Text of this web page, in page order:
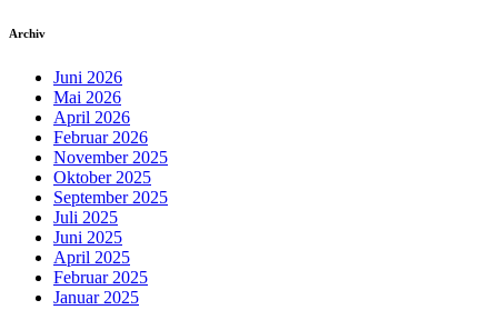
Archiv
Juni 2026
Mai 2026
April 2026
Februar 2026
November 2025
Oktober 2025
September 2025
Juli 2025
Juni 2025
April 2025
Februar 2025
Januar 2025